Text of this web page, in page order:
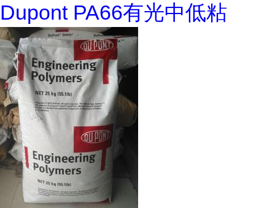
Dupont PA66有光中低粘